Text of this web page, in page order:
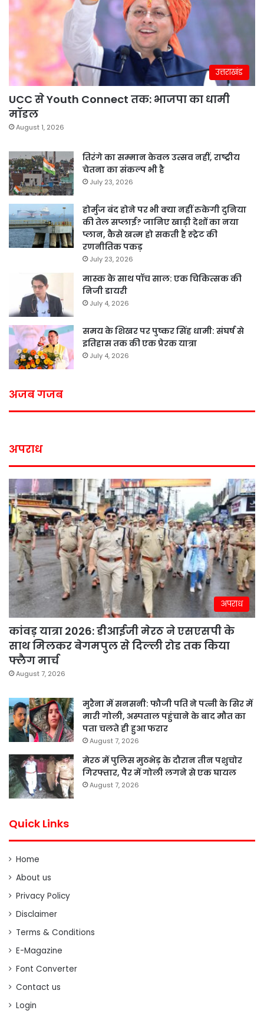
उत्तराखंड
UCC से Youth Connect तक: भाजपा का धामी
मॉडल
August 1, 2026
तिरंगे का सम्मान केवल उत्सव नहीं, राष्ट्रीय
चेतना का संकल्प भी है
July 23, 2026
होर्मुज बंद होने पर भी क्या नहीं रुकेगी दुनिया
की तेल सप्लाई? जानिए खाड़ी देशों का नया
प्लान, कैसे खत्म हो सकती है स्ट्रेट की
रणनीतिक पकड़
July 23, 2026
मास्क के साथ पॉच साल: एक चिकित्सक की
निजी डायरी
July 4, 2026
समय के शिखर पर पुष्कर सिंह धामी: संघर्ष से
इतिहास तक की एक प्रेरक यात्रा
July 4, 2026
अजब गजब
अपराध
अपराध
कांवड़ यात्रा 2026: डीआईजी मेरठ ने एसएसपी के
साथ मिलकर बेगमपुल से दिल्ली रोड तक किया
फ्लैग मार्च
August 7, 2026
मुरैना में सनसनी: फौजी पति ने पत्नी के सिर में
मारी गोली, अस्पताल पहुंचाने के बाद मौत का
पता चलते ही हुआ फरार
August 7, 2026
मेरठ में पुलिस मुठभेड़ के दौरान तीन पशुचोर
गिरफ्तार, पैर में गोली लगने से एक घायल
August 7, 2026
Quick Links
Home
About us
Privacy Policy
Disclaimer
Terms & Conditions
E-Magazine
Font Converter
Contact us
Login